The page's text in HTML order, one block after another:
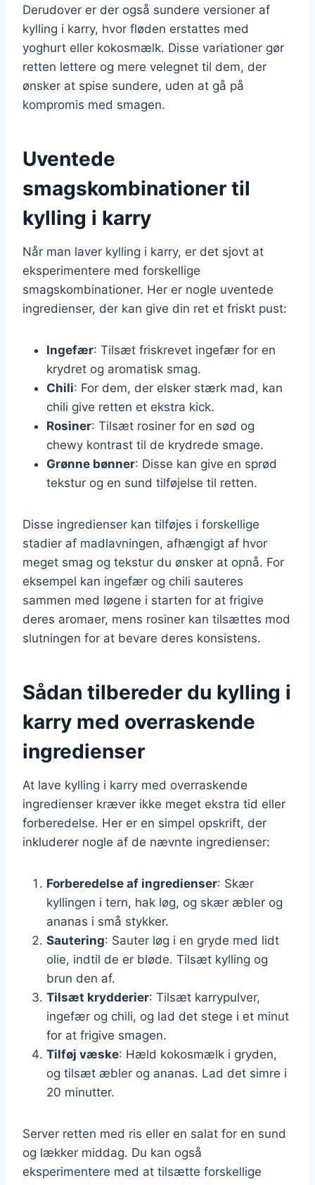
Derudover er der også sundere versioner af
kylling i karry, hvor fløden erstattes med
yoghurt eller kokosmælk. Disse variationer gør
retten lettere og mere velegnet til dem, der
ønsker at spise sundere, uden at gå på
kompromis med smagen.
Uventede
smagskombinationer til
kylling i karry
Når man laver kylling i karry, er det sjovt at
eksperimentere med forskellige
smagskombinationer. Her er nogle uventede
ingredienser, der kan give din ret et friskt pust:
Ingefær: Tilsæt friskrevet ingefær for en
krydret og aromatisk smag.
Chili: For dem, der elsker stærk mad, kan
chili give retten et ekstra kick.
Rosiner: Tilsæt rosiner for en sød og
chewy kontrast til de krydrede smage.
Grønne bønner: Disse kan give en sprød
tekstur og en sund tilføjelse til retten.
Disse ingredienser kan tilføjes i forskellige
stadier af madlavningen, afhængigt af hvor
meget smag og tekstur du ønsker at opnå. For
eksempel kan ingefær og chili sauteres
sammen med løgene i starten for at frigive
deres aromaer, mens rosiner kan tilsættes mod
slutningen for at bevare deres konsistens.
Sådan tilbereder du kylling i
karry med overraskende
ingredienser
At lave kylling i karry med overraskende
ingredienser kræver ikke meget ekstra tid eller
forberedelse. Her er en simpel opskrift, der
inkluderer nogle af de nævnte ingredienser:
Forberedelse af ingredienser: Skær
kyllingen i tern, hak løg, og skær æbler og
ananas i små stykker.
Sautering: Sauter løg i en gryde med lidt
olie, indtil de er bløde. Tilsæt kylling og
brun den af.
Tilsæt krydderier: Tilsæt karrypulver,
ingefær og chili, og lad det stege i et minut
for at frigive smagen.
Tilføj væske: Hæld kokosmælk i gryden,
og tilsæt æbler og ananas. Lad det simre i
20 minutter.
Server retten med ris eller en salat for en sund
og lækker middag. Du kan også
eksperimentere med at tilsætte forskellige